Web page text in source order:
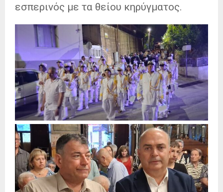
εσπερινός με τα θείου κηρύγματος.